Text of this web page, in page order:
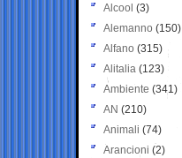
Alcool (3)
Alemanno (150)
Alfano (315)
Alitalia (123)
Ambiente (341)
AN (210)
Animali (74)
Arancioni (2)